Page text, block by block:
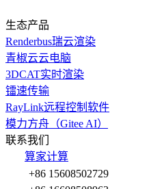
生态产品
Renderbus瑞云渲染
青椒云云电脑
3DCAT实时渲染
镭速传输
RayLink远程控制软件
模力方舟（Gitee AI）
联系我们
算家计算
+86 15608502729